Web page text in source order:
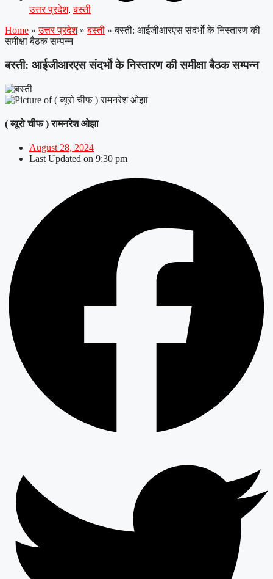
उत्तर प्रदेश,बस्ती
Home » उत्तर प्रदेश » बस्ती » बस्ती: आईजीआरएस संदर्भो के निस्तारण की
समीक्षा बैठक सम्पन्न
बस्ती: आईजीआरएस संदर्भो के निस्तारण की समीक्षा बैठक सम्पन्न
( ब्यूरो चीफ ) रामनरेश ओझा
August 28, 2024
Last Updated on 9:30 pm